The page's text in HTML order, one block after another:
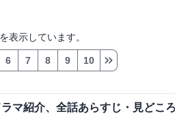
表示しています。
6 7 8 9 10
マ紹介、全話あらすじ・見どこ